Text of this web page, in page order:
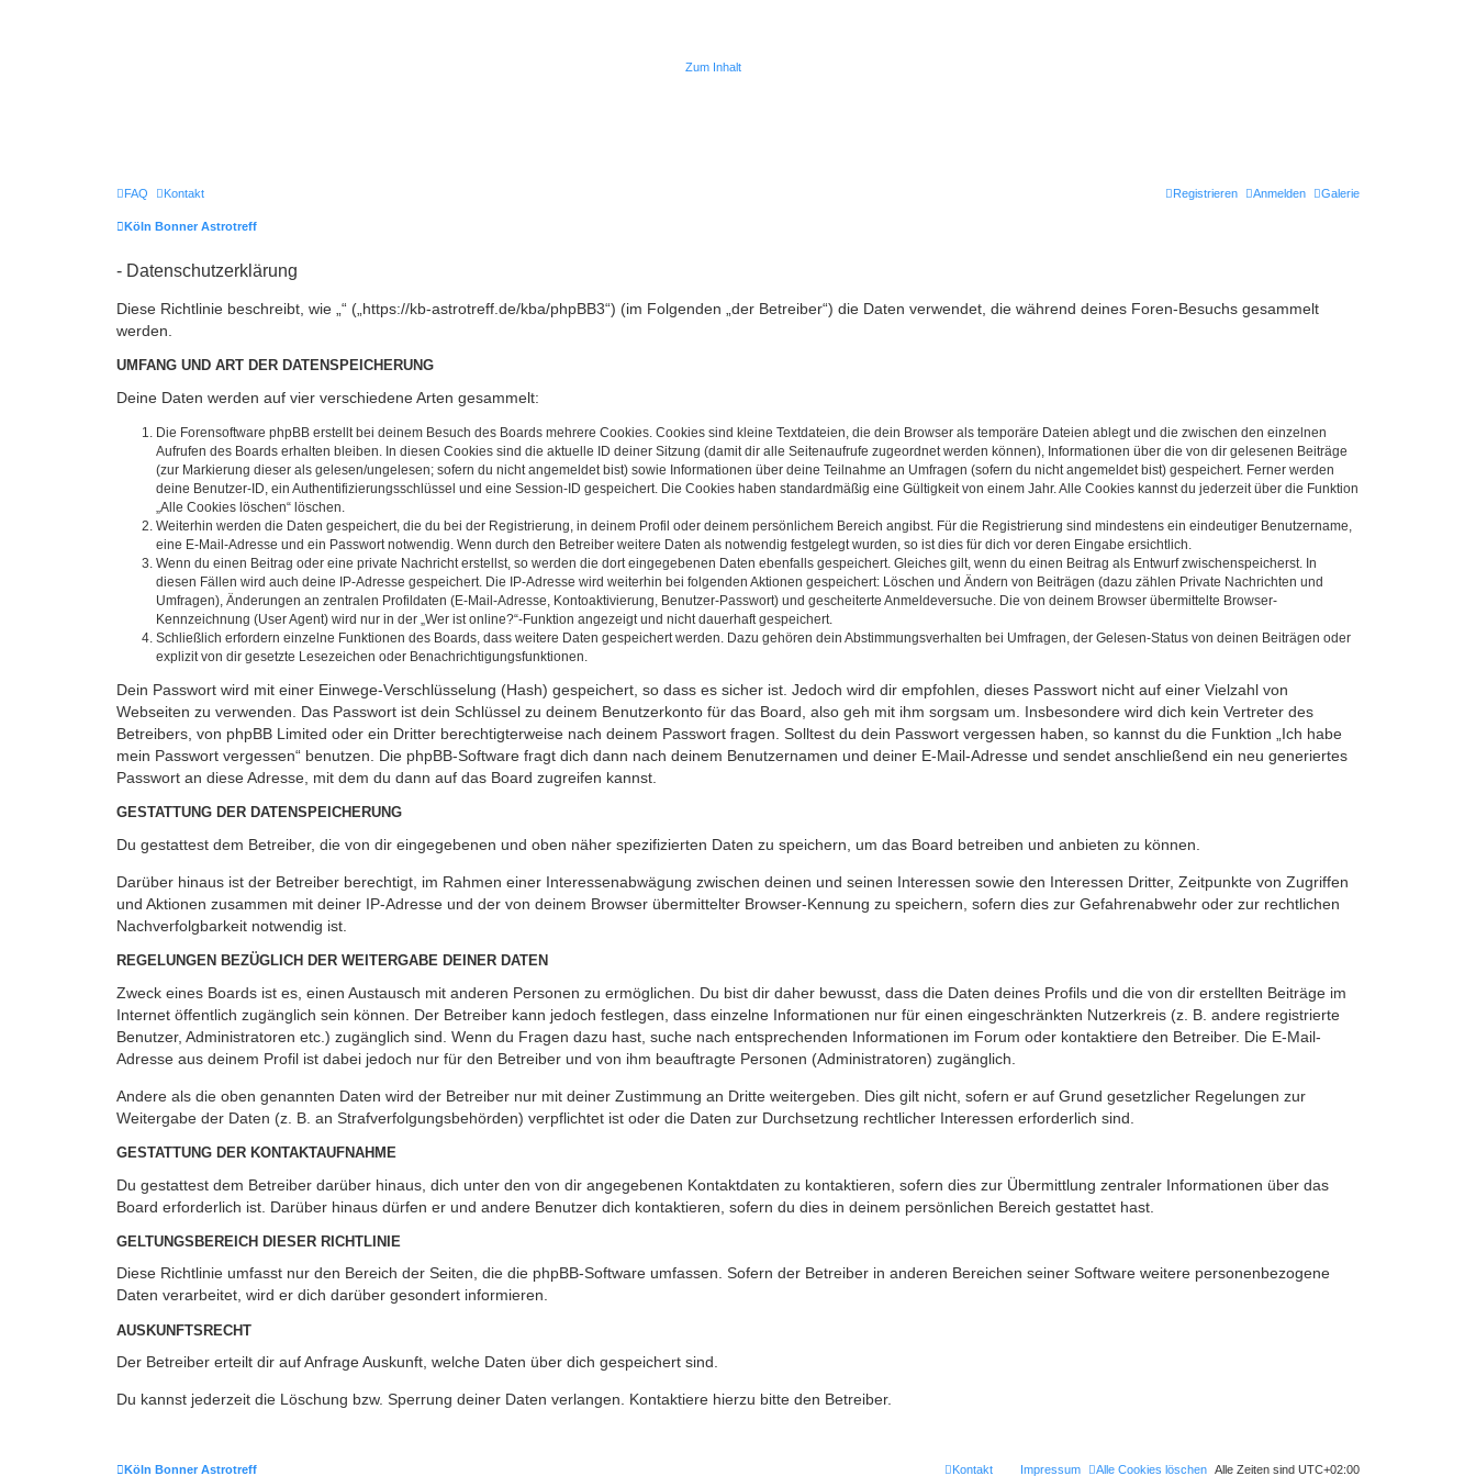
Zum Inhalt
Galerie
FAQ Kontakt Anmelden
Registrieren
Köln Bonner Astrotreff
- Datenschutzerklärung
Diese Richtlinie beschreibt, wie „“ („https://kb-astrotreff.de/kba/phpBB3“) (im Folgenden „der Betreiber“) die Daten verwendet, die während deines Foren-Besuchs gesammelt
werden.
UMFANG UND ART DER DATENSPEICHERUNG
Deine Daten werden auf vier verschiedene Arten gesammelt:
Die Forensoftware phpBB erstellt bei deinem Besuch des Boards mehrere Cookies. Cookies sind kleine Textdateien, die dein Browser als temporäre Dateien ablegt und die zwischen den einzelnen
Aufrufen des Boards erhalten bleiben. In diesen Cookies sind die aktuelle ID deiner Sitzung (damit dir alle Seitenaufrufe zugeordnet werden können), Informationen über die von dir gelesenen Beiträge
(zur Markierung dieser als gelesen/ungelesen; sofern du nicht angemeldet bist) sowie Informationen über deine Teilnahme an Umfragen (sofern du nicht angemeldet bist) gespeichert. Ferner werden
deine Benutzer-ID, ein Authentifizierungsschlüssel und eine Session-ID gespeichert. Die Cookies haben standardmäßig eine Gültigkeit von einem Jahr. Alle Cookies kannst du jederzeit über die Funktion
„Alle Cookies löschen“ löschen.
Weiterhin werden die Daten gespeichert, die du bei der Registrierung, in deinem Profil oder deinem persönlichem Bereich angibst. Für die Registrierung sind mindestens ein eindeutiger Benutzername,
eine E-Mail-Adresse und ein Passwort notwendig. Wenn durch den Betreiber weitere Daten als notwendig festgelegt wurden, so ist dies für dich vor deren Eingabe ersichtlich.
Wenn du einen Beitrag oder eine private Nachricht erstellst, so werden die dort eingegebenen Daten ebenfalls gespeichert. Gleiches gilt, wenn du einen Beitrag als Entwurf zwischenspeicherst. In
diesen Fällen wird auch deine IP-Adresse gespeichert. Die IP-Adresse wird weiterhin bei folgenden Aktionen gespeichert: Löschen und Ändern von Beiträgen (dazu zählen Private Nachrichten und
Umfragen), Änderungen an zentralen Profildaten (E-Mail-Adresse, Kontoaktivierung, Benutzer-Passwort) und gescheiterte Anmeldeversuche. Die von deinem Browser übermittelte Browser-
Kennzeichnung (User Agent) wird nur in der „Wer ist online?“-Funktion angezeigt und nicht dauerhaft gespeichert.
Schließlich erfordern einzelne Funktionen des Boards, dass weitere Daten gespeichert werden. Dazu gehören dein Abstimmungsverhalten bei Umfragen, der Gelesen-Status von deinen Beiträgen oder
explizit von dir gesetzte Lesezeichen oder Benachrichtigungsfunktionen.
Dein Passwort wird mit einer Einwege-Verschlüsselung (Hash) gespeichert, so dass es sicher ist. Jedoch wird dir empfohlen, dieses Passwort nicht auf einer Vielzahl von
Webseiten zu verwenden. Das Passwort ist dein Schlüssel zu deinem Benutzerkonto für das Board, also geh mit ihm sorgsam um. Insbesondere wird dich kein Vertreter des
Betreibers, von phpBB Limited oder ein Dritter berechtigterweise nach deinem Passwort fragen. Solltest du dein Passwort vergessen haben, so kannst du die Funktion „Ich habe
mein Passwort vergessen“ benutzen. Die phpBB-Software fragt dich dann nach deinem Benutzernamen und deiner E-Mail-Adresse und sendet anschließend ein neu generiertes
Passwort an diese Adresse, mit dem du dann auf das Board zugreifen kannst.
GESTATTUNG DER DATENSPEICHERUNG
Du gestattest dem Betreiber, die von dir eingegebenen und oben näher spezifizierten Daten zu speichern, um das Board betreiben und anbieten zu können.
Darüber hinaus ist der Betreiber berechtigt, im Rahmen einer Interessenabwägung zwischen deinen und seinen Interessen sowie den Interessen Dritter, Zeitpunkte von Zugriffen
und Aktionen zusammen mit deiner IP-Adresse und der von deinem Browser übermittelter Browser-Kennung zu speichern, sofern dies zur Gefahrenabwehr oder zur rechtlichen
Nachverfolgbarkeit notwendig ist.
REGELUNGEN BEZÜGLICH DER WEITERGABE DEINER DATEN
Zweck eines Boards ist es, einen Austausch mit anderen Personen zu ermöglichen. Du bist dir daher bewusst, dass die Daten deines Profils und die von dir erstellten Beiträge im
Internet öffentlich zugänglich sein können. Der Betreiber kann jedoch festlegen, dass einzelne Informationen nur für einen eingeschränkten Nutzerkreis (z. B. andere registrierte
Benutzer, Administratoren etc.) zugänglich sind. Wenn du Fragen dazu hast, suche nach entsprechenden Informationen im Forum oder kontaktiere den Betreiber. Die E-Mail-
Adresse aus deinem Profil ist dabei jedoch nur für den Betreiber und von ihm beauftragte Personen (Administratoren) zugänglich.
Andere als die oben genannten Daten wird der Betreiber nur mit deiner Zustimmung an Dritte weitergeben. Dies gilt nicht, sofern er auf Grund gesetzlicher Regelungen zur
Weitergabe der Daten (z. B. an Strafverfolgungsbehörden) verpflichtet ist oder die Daten zur Durchsetzung rechtlicher Interessen erforderlich sind.
GESTATTUNG DER KONTAKTAUFNAHME
Du gestattest dem Betreiber darüber hinaus, dich unter den von dir angegebenen Kontaktdaten zu kontaktieren, sofern dies zur Übermittlung zentraler Informationen über das
Board erforderlich ist. Darüber hinaus dürfen er und andere Benutzer dich kontaktieren, sofern du dies in deinem persönlichen Bereich gestattet hast.
GELTUNGSBEREICH DIESER RICHTLINIE
Diese Richtlinie umfasst nur den Bereich der Seiten, die die phpBB-Software umfassen. Sofern der Betreiber in anderen Bereichen seiner Software weitere personenbezogene
Daten verarbeitet, wird er dich darüber gesondert informieren.
AUSKUNFTSRECHT
Der Betreiber erteilt dir auf Anfrage Auskunft, welche Daten über dich gespeichert sind.
Du kannst jederzeit die Löschung bzw. Sperrung deiner Daten verlangen. Kontaktiere hierzu bitte den Betreiber.
Köln Bonner Astrotreff Alle Zeiten sind UTC+02:00
Alle Cookies löschen
Impressum
Kontakt